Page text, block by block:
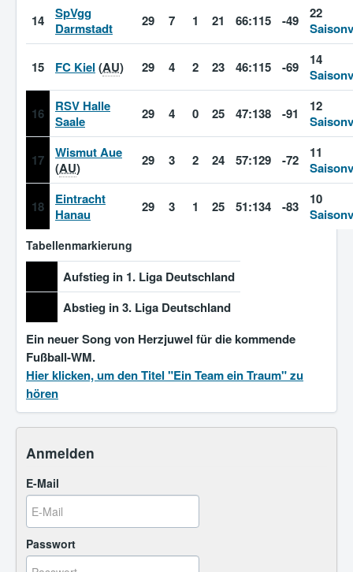
14
SpVgg
Darmstadt
29 7 1 21 66:115 -49
22
15 FC Kiel (AU) 29 4 2 23 46:115 -69
14
16
RSV Halle
Saale
29 4 0 25 47:138 -91
12
17
Wismut Aue
(AU) 29 3 2 24 57:129 -72
11
18
Eintracht
Hanau
29 3 1 25 51:134 -83
10
Tabellenmarkierung
Aufstieg in 1. Liga Deutschland
Abstieg in 3. Liga Deutschland
Ein neuer Song von Herzjuwel für die kommende
Fußball-WM.
Hier klicken, um den Titel "Ein Team ein Traum" zu
hören
Anmelden
E-Mail
Passwort